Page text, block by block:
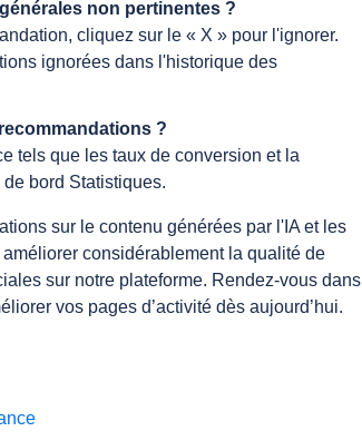
non pertinentes ?
cliquez sur le « X » pour l'ignorer.
ignorées dans l'historique des
?
tels que les taux de conversion et la
bord Statistiques.
sur le contenu générées par l'IA et les
considérablement la qualité de
sur notre plateforme. Rendez-vous dans
vos pages d’activité dès aujourd’hui.